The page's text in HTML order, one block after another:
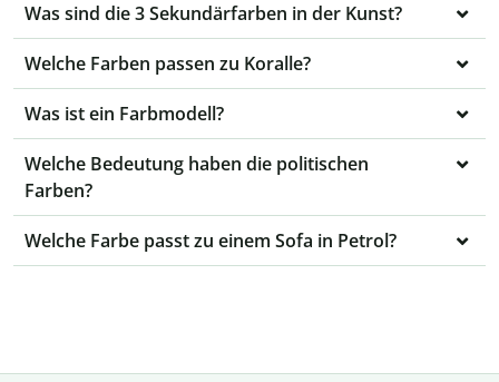
Was sind die 3 Sekundärfarben in der Kunst?
Welche Farben passen zu Koralle?
Was ist ein Farbmodell?
Welche Bedeutung haben die politischen
Farben?
Welche Farbe passt zu einem Sofa in Petrol?